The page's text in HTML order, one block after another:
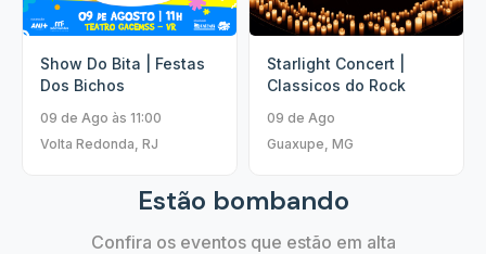
Show Do Bita | Festas
Dos Bichos
09 de Ago às 11:00
Volta Redonda, RJ
Starlight Concert |
Classicos do Rock
09 de Ago
Guaxupe, MG
Estão bombando
Confira os eventos que estão em alta